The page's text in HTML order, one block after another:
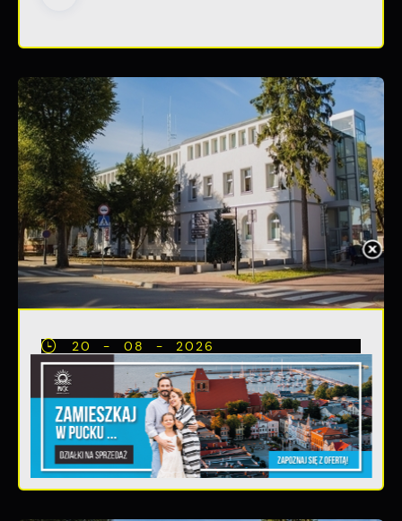
20 - 08 - 2026
Teatralne lato - Zdrowo i
kolorowo